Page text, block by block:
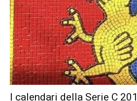
I calendari della Serie C